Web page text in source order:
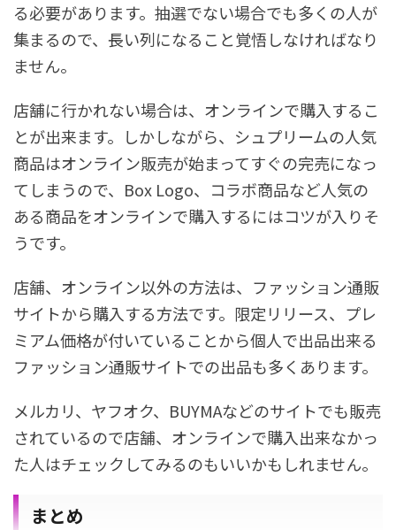
る必要があります。抽選でない場合でも多くの人が
集まるので、長い列になること覚悟しなければなり
ません。
店舗に行かれない場合は、オンラインで購入するこ
とが出来ます。しかしながら、シュプリームの人気
商品はオンライン販売が始まってすぐの完売になっ
てしまうので、Box Logo、コラボ商品など人気の
ある商品をオンラインで購入するにはコツが入りそ
うです。
店舗、オンライン以外の方法は、ファッション通販
サイトから購入する方法です。限定リリース、プレ
ミアム価格が付いていることから個人で出品出来る
ファッション通販サイトでの出品も多くあります。
メルカリ、ヤフオク、BUYMAなどのサイトでも販売
されているので店舗、オンラインで購入出来なかっ
た人はチェックしてみるのもいいかもしれません。
まとめ